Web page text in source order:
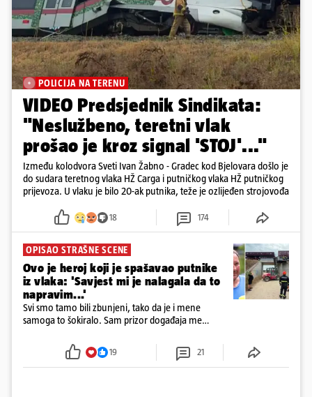
POLICIJA NA TERENU
VIDEO Predsjednik Sindikata:
"Neslužbeno, teretni vlak
prošao je kroz signal 'STOJ'..."
Između kolodvora Sveti Ivan Žabno - Gradec kod Bjelovara došlo je
do sudara teretnog vlaka HŽ Carga i putničkog vlaka HŽ putničkog
prijevoza. U vlaku je bilo 20-ak putnika, teže je ozlijeđen strojovođa
18 174
OPISAO STRAŠNE SCENE
Ovo je heroj koji je spašavao putnike
iz vlaka: 'Savjest mi je nalagala da to
napravim...'
Svi smo tamo bili zbunjeni, tako da je i mene
samoga to šokiralo. Sam prizor događaja me
19 21